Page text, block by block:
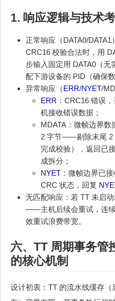
1. 响应逻辑与技术
正常响应（DATA0/
CRC16 校验合法时，用
步输入固定用 DATA0（无
配下游设备的 PID（确保数
异常响应（ERR/NYET/
ERR ：CRC16 错误
机接收错误数据；
MDATA：微帧边界数
2 字节——剔除末尾 2
完成校验），返回已
成拆分；
NYET ：微帧边界已
CRC 状态，回复
无匹配响应：若 TT 未启
——主机后续会重试，连
效重试浪费带宽。
六、TT 周期事务管
的核心机制
设计初衷：TT 的流水线缓存